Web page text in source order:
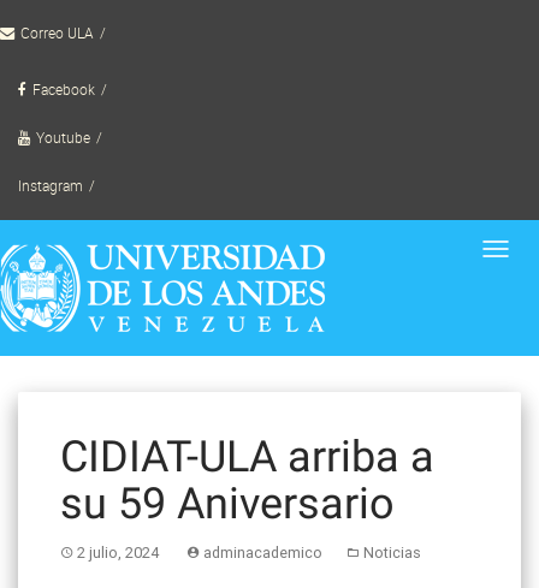
to Correo ULA
Facebook
Youtube
Instagram
CIDIAT-ULA arriba a
su 59 Aniversario
2 julio, 2024 adminacademico Noticias